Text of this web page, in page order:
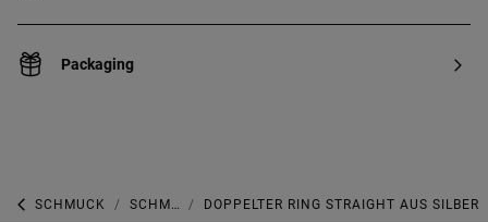
Packaging
SCHMUCK SCHMUCK AUS STERLINGSILBER DOPPELTER RING STRAIGHT AUS SILBER